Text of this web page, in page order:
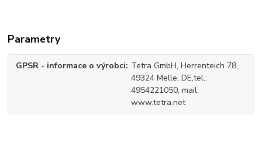
Parametry
GPSR - informace o výrobci Tetra GmbH, Herrenteich 78,
49324 Melle, DE,tel.:
4954221050, mail:
www.tetra.net